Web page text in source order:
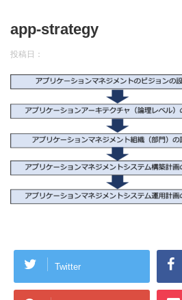
app-strategy
投稿日：
Twitter